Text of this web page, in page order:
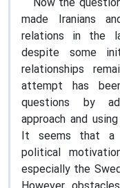
made Iranians
relations in the
despite some
relationships
attempt has
questions by
approach and
It seems that a
political
especially the